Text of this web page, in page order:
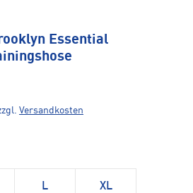
Essential
Versandkosten
L XL